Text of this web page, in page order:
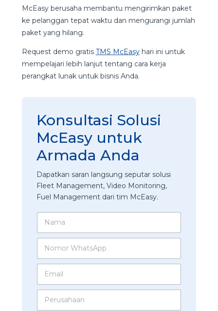
McEasy berusaha membantu mengirimkan paket
ke pelanggan tepat waktu dan mengurangi jumlah
paket yang hilang.
Request demo gratis TMS McEasyhari ini untuk
mempelajari lebih lanjut tentang cara kerja
perangkat lunak untuk bisnis Anda.
Konsultasi Solusi
McEasy untuk
Armada Anda
Dapatkan saran langsung seputar solusi
Fleet Management, Video Monitoring,
Fuel Management dari tim McEasy.
N
m
N
m
W
E
a
P